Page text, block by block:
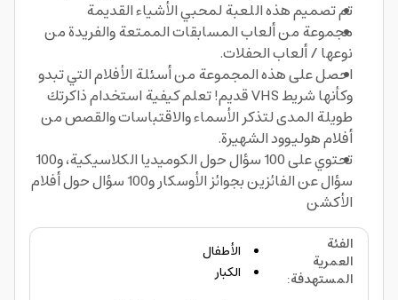
تم تصميم هذه اللعبة لمحبي الأشياء القديمة
مجموعة من ألعاب المسابقات الممتعة والفريدة من
نوعها / ألعاب الحفلات.
احصل على هذه المجموعة من أسئلة الأفلام التي تبدو
وكأنها شريط VHS قديم! تعلم كيفية استخدام ذاكرتك
طويلة المدى لتذكر الأسماء والاقتباسات والقصص من
أفلام هوليوود الشهيرة.
تحتوي على 100 سؤال حول الكوميديا الكلاسيكية، و100
سؤال عن الفائزين بجوائز الأوسكار و100 سؤال حول أفلام
الأكشن
الفئة
العمرية
المستهدفة:
الأطفال
الكبار